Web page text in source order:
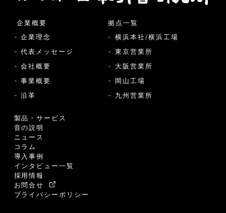
企業概要
- 企業理念
- 代表メッセージ
- 会社概要
- 事業概要
- 沿革
製品・サービス
音の説明
ニュース
コラム
導入事例
インタビュー一覧
採用情報
お問合せ
プライバシーポリシー
拠点一覧
- 横浜本社/横浜工場
- 東京営業所
- 大阪営業所
- 岡山工場
- 九州営業所